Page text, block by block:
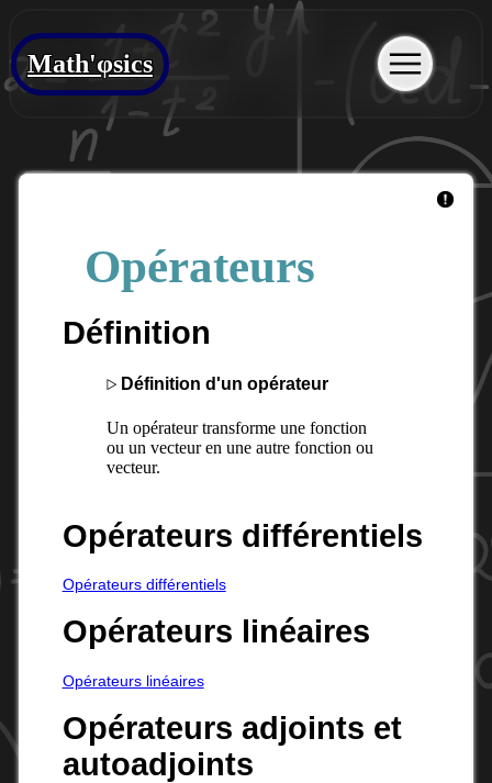
Math'φsics
Opérateurs
Définition
Définition d'un opérateur
Un opérateur transforme une fonction
ou un vecteur en une autre fonction ou
vecteur.
Opérateurs différentiels
Opérateurs différentiels
Opérateurs linéaires
Opérateurs linéaires
Opérateurs adjoints et
autoadjoints